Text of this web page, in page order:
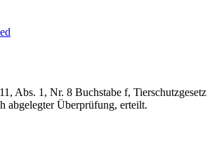
Abs. 1, Nr. 8 Buchstabe f, Tierschutzgesetz
abgelegter Überprüfung, erteilt.